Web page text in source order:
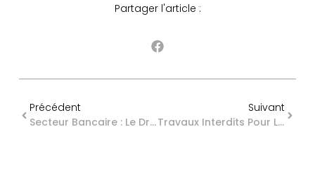
Partager l'article :
Précédent
Secteur Bancaire : Le Droit Français S’adapte
Suivant
Travaux Interdits Pour Les Mineurs : Du Nouveau